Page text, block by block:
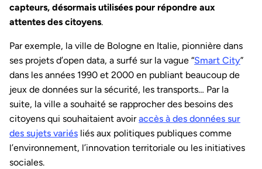
capteurs, désormais utilisées pour répondre aux
attentes des citoyens.
Par exemple, la ville de Bologne en Italie, pionnière dans
ses projets d’open data, a surfé sur la vague “Smart City”
dans les années 1990 et 2000 en publiant beaucoup de
jeux de données sur la sécurité, les transports… Par la
suite, la ville a souhaité se rapprocher des besoins des
citoyens qui souhaitaient avoiraccès à des données sur
des sujets variés liés aux politiques publiques comme
l’environnement, l’innovation territoriale ou les initiatives
sociales.